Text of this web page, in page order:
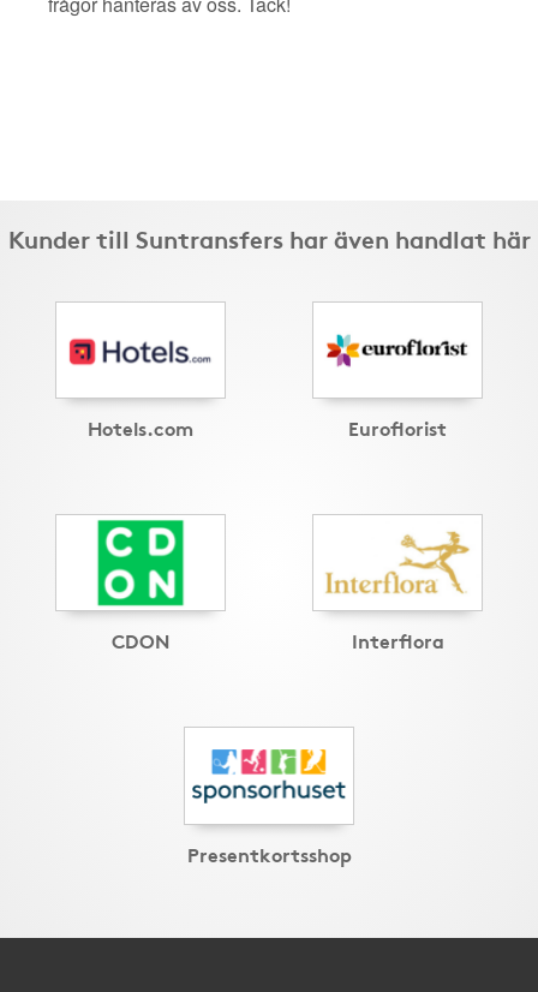
Kunder till Suntransfers har även handlat här
Hotels.com Euroflorist
CDON Interflora
Presentkortsshop